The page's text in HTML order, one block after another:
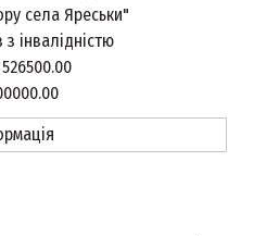
села Яреськи"
інвалідністю
526500.00